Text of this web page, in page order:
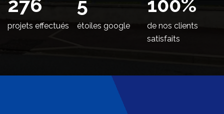
projets effectués étoiles google
de nos clients
satisfaits